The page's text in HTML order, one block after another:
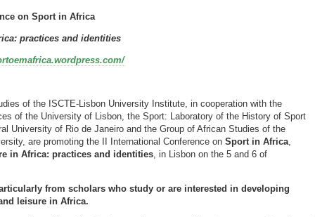
on Sport in Africa
practices and identities
of the ISCTE-Lisbon University Institute, in cooperation with the
of the University of Lisbon, the Sport: Laboratory of the History of Sport
University of Rio de Janeiro and the Group of African Studies of the
are promoting the II International Conference on Sport in Africa,
in Africa: practices and identities, in Lisbon on the 5 and 6 of
from scholars who study or are interested in developing
leisure in Africa.